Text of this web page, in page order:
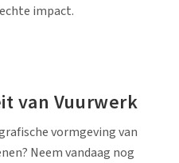
impact.
van Vuurwerk
vormgeving van
Neem vandaag nog